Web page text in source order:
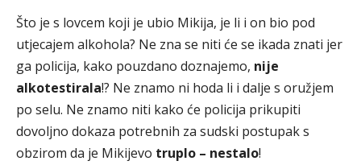
Što je s lovcem koji je ubio Mikija, je li i on bio pod
utjecajem alkohola? Ne zna se niti će se ikada znati jer
ga policija, kako pouzdano doznajemo, nije
alkotestirala!? Ne znamo ni hoda li i dalje s oružjem
po selu. Ne znamo niti kako će policija prikupiti
dovoljno dokaza potrebnih za sudski postupak s
obzirom da je Mikijevo truplo – nestalo!